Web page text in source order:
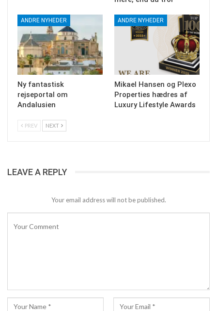
ANDRE NYHEDER
Ny fantastisk
rejseportal om
Andalusien
ANDRE NYHEDER
Mikael Hansen og Plexo
Properties hædres af
Luxury Lifestyle Awards
PREV NEXT
LEAVE A REPLY
Your email address will not be published.